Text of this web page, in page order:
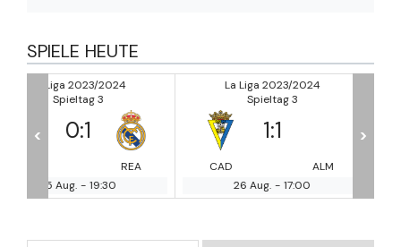
SPIELE HEUTE
La Liga 2023/2024
1:
26 Aug.
La Liga 2023/2024
26 Aug.
< >